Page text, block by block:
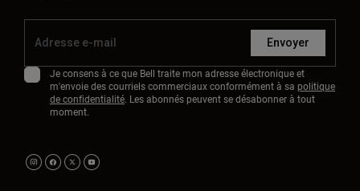
Envoyer
Je consens à ce que Bell traite mon adresse électronique et
m'envoie des courriels commerciaux conformément à sa politique
de confidentialité. Les abonnés peuvent se désabonner à tout
moment.